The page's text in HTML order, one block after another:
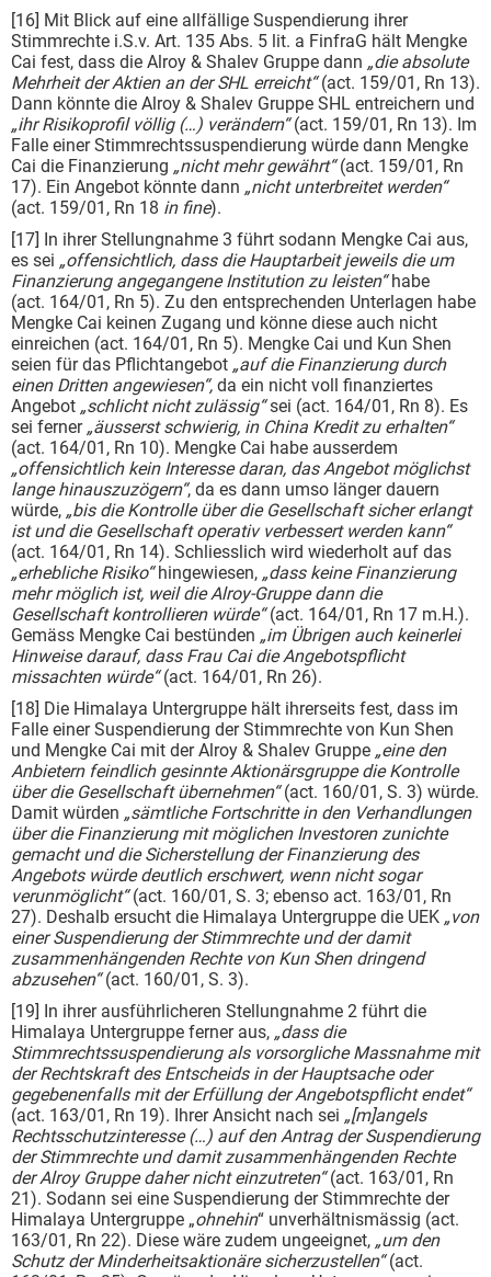
[16] Mit Blick auf eine allfällige Suspendierung ihrer
Stimmrechte i.S.v. Art. 135 Abs. 5 lit. a FinfraG hält Mengke
Cai fest, dass die Alroy & Shalev Gruppe dann „die absolute
Mehrheit der Aktien an der SHL erreicht“(act. 159/01, Rn 13).
Dann könnte die Alroy & Shalev Gruppe SHL entreichern und
„ihr Risikoprofil völlig (…) verändern“(act. 159/01, Rn 13). Im
Falle einer Stimmrechtssuspendierung würde dann Mengke
Cai die Finanzierung „nicht mehr gewährt“(act. 159/01, Rn
17). Ein Angebot könnte dann „nicht unterbreitet werden“
(act. 159/01, Rn 18 in fine).
[17] In ihrer Stellungnahme 3 führt sodann Mengke Cai aus,
es sei „offensichtlich, dass die Hauptarbeit jeweils die um
Finanzierung angegangene Institution zu leisten“habe
(act. 164/01, Rn 5). Zu den entsprechenden Unterlagen habe
Mengke Cai keinen Zugang und könne diese auch nicht
einreichen (act. 164/01, Rn 5). Mengke Cai und Kun Shen
seien für das Pflichtangebot „auf die Finanzierung durch
einen Dritten angewiesen“, da ein nicht voll finanziertes
Angebot „schlicht nicht zulässig“sei (act. 164/01, Rn 8). Es
sei ferner „äusserst schwierig, in China Kredit zu erhalten“
(act. 164/01, Rn 10). Mengke Cai habe ausserdem
„offensichtlich kein Interesse daran, das Angebot möglichst
lange hinauszuzögern“, da es dann umso länger dauern
würde, „bis die Kontrolle über die Gesellschaft sicher erlangt
ist und die Gesellschaft operativ verbessert werden kann“
(act. 164/01, Rn 14). Schliesslich wird wiederholt auf das
„erhebliche Risiko“hingewiesen, „dass keine Finanzierung
mehr möglich ist, weil die Alroy-Gruppe dann die
Gesellschaft kontrollieren würde“(act. 164/01, Rn 17 m.H.).
Gemäss Mengke Cai bestünden „im Übrigen auch keinerlei
Hinweise darauf, dass Frau Cai die Angebotspflicht
missachten würde“(act. 164/01, Rn 26).
[18] Die Himalaya Untergruppe hält ihrerseits fest, dass im
Falle einer Suspendierung der Stimmrechte von Kun Shen
und Mengke Cai mit der Alroy & Shalev Gruppe „eine den
Anbietern feindlich gesinnte Aktionärsgruppe die Kontrolle
über die Gesellschaft übernehmen“(act. 160/01, S. 3) würde.
Damit würden „sämtliche Fortschritte in den Verhandlungen
über die Finanzierung mit möglichen Investoren zunichte
gemacht und die Sicherstellung der Finanzierung des
Angebots würde deutlich erschwert, wenn nicht sogar
verunmöglicht“(act. 160/01, S. 3; ebenso act. 163/01, Rn
27). Deshalb ersucht die Himalaya Untergruppe die UEK „von
einer Suspendierung der Stimmrechte und der damit
zusammenhängenden Rechte von Kun Shen dringend
abzusehen“(act. 160/01, S. 3).
[19] In ihrer ausführlicheren Stellungnahme 2 führt die
Himalaya Untergruppe ferner aus, „dass die
Stimmrechtssuspendierung als vorsorgliche Massnahme mit
der Rechtskraft des Entscheids in der Hauptsache oder
gegebenenfalls mit der Erfüllung der Angebotspflicht endet“
(act. 163/01, Rn 19). Ihrer Ansicht nach sei „[m]angels
Rechtsschutzinteresse (…) auf den Antrag der Suspendierung
der Stimmrechte und damit zusammenhängenden Rechte
der Alroy Gruppe daher nicht einzutreten“(act. 163/01, Rn
21). Sodann sei eine Suspendierung der Stimmrechte der
Himalaya Untergruppe „ohnehin“ unverhältnismässig (act.
163/01, Rn 22). Diese wäre zudem ungeeignet, „um den
Schutz der Minderheitsaktionäre sicherzustellen“(act.